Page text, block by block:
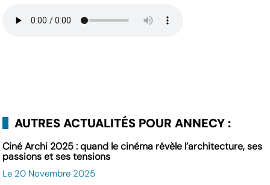
AUTRES ACTUALITÉS POUR ANNECY :
Ciné Archi 2025 : quand le cinéma révèle l’architecture, ses
passions et ses tensions
Le 20 Novembre 2025